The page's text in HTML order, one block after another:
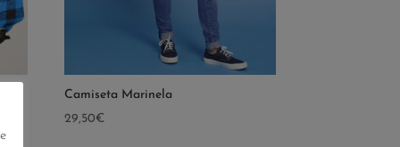
Camiseta Marinela
29,50€